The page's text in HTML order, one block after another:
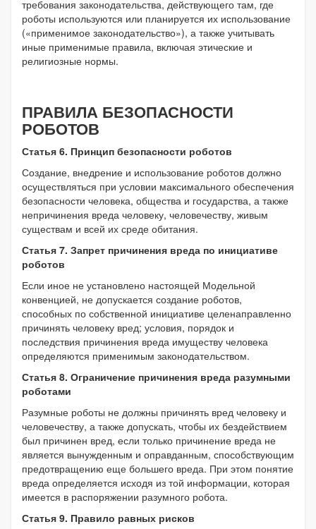
требования законодательства, действующего там, где
роботы используются или планируется их использование
(«применимое законодательство»), а также учитывать
иные применимые правила, включая этические и
религиозные нормы.
ПРАВИЛА БЕЗОПАСНОСТИ
РОБОТОВ
Статья 6. Принцип безопасности роботов
Создание, внедрение и использование роботов должно
осуществляться при условии максимального обеспечения
безопасности человека, общества и государства, а также
непричинения вреда человеку, человечеству, живым
существам и всей их среде обитания.
Статья 7. Запрет причинения вреда по инициативе
роботов
Если иное не установлено настоящей Модельной
конвенцией, не допускается создание роботов,
способных по собственной инициативе целенаправленно
причинять человеку вред; условия, порядок и
последствия причинения вреда имуществу человека
определяются применимым законодательством.
Статья 8. Ограничение причинения вреда разумными
роботами
Разумные роботы не должны причинять вред человеку и
человечеству, а также допускать, чтобы их бездействием
был причинен вред, если только причинение вреда не
является вынужденным и оправданным, способствующим
предотвращению еще большего вреда. При этом понятие
вреда определяется исходя из той информации, которая
имеется в распоряжении разумного робота.
Статья 9. Правило равных рисков